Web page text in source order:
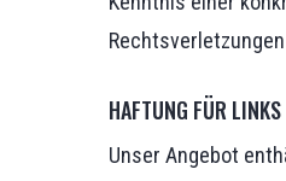
HAFTUNG FÜR LINKS
Unser Angebot